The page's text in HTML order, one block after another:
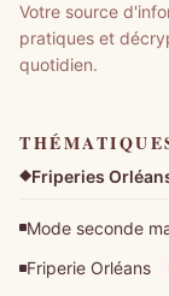
Votre source
pratiques et
quotidien.
Friperies
Mode seconde
Friperie Orléans